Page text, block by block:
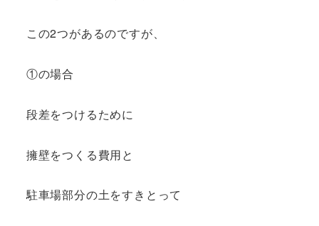
この2つがあるのですが、
①の場合
段差をつけるために
擁壁をつくる費用と
駐車場部分の土をすきとって